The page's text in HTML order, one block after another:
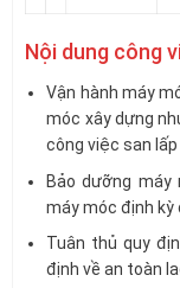
Nội dung công
Vận hành máy
móc xây dựng
công việc san
Bảo dưỡng máy
máy móc định kỳ
Tuân thủ quy
định về an toàn